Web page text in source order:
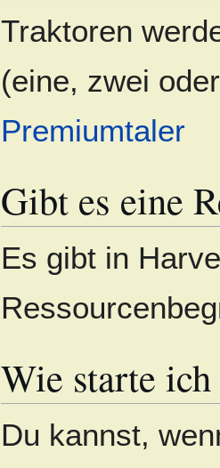
Traktoren
(eine, zwei
Premiumtaler
Gibt es eine
Es gibt in
Wie starte
Du kannst,